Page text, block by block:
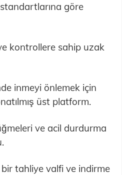
göre
kontrollere sahip uzak
inmeyi önlemek için
üst platform.
ve acil durdurma
bir tahliye valfi ve indirme